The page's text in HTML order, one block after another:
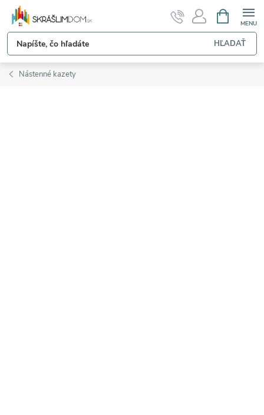
Prejsť
obsah
HĽADAŤ
KOŠÍK
Nástenné kazety